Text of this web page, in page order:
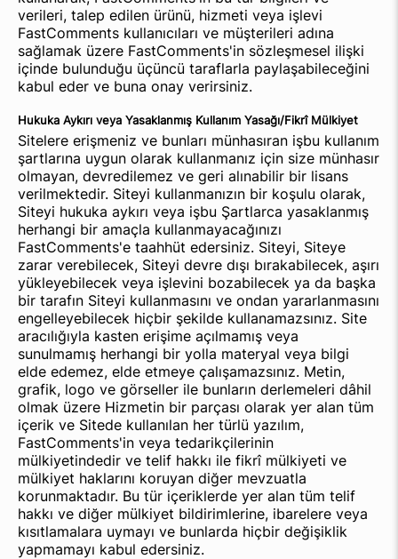
verileri, talep edilen ürünü, hizmeti veya işlevi
FastComments kullanıcıları ve müşterileri adına
sağlamak üzere FastComments'in sözleşmesel ilişki
içinde bulunduğu üçüncü taraflarla paylaşabileceğini
kabul eder ve buna onay verirsiniz.
Hukuka Aykırı veya Yasaklanmış Kullanım Yasağı/Fikrî Mülkiyet
Sitelere erişmeniz ve bunları münhasıran işbu kullanım
şartlarına uygun olarak kullanmanız için size münhasır
olmayan, devredilemez ve geri alınabilir bir lisans
verilmektedir. Siteyi kullanmanızın bir koşulu olarak,
Siteyi hukuka aykırı veya işbu Şartlarca yasaklanmış
herhangi bir amaçla kullanmayacağınızı
FastComments'e taahhüt edersiniz. Siteyi, Siteye
zarar verebilecek, Siteyi devre dışı bırakabilecek, aşırı
yükleyebilecek veya işlevini bozabilecek ya da başka
bir tarafın Siteyi kullanmasını ve ondan yararlanmasını
engelleyebilecek hiçbir şekilde kullanamazsınız. Site
aracılığıyla kasten erişime açılmamış veya
sunulmamış herhangi bir yolla materyal veya bilgi
elde edemez, elde etmeye çalışamazsınız. Metin,
grafik, logo ve görseller ile bunların derlemeleri dâhil
olmak üzere Hizmetin bir parçası olarak yer alan tüm
içerik ve Sitede kullanılan her türlü yazılım,
FastComments'in veya tedarikçilerinin
mülkiyetindedir ve telif hakkı ile fikrî mülkiyeti ve
mülkiyet haklarını koruyan diğer mevzuatla
korunmaktadır. Bu tür içeriklerde yer alan tüm telif
hakkı ve diğer mülkiyet bildirimlerine, ibarelere veya
kısıtlamalara uymayı ve bunlarda hiçbir değişiklik
yapmamayı kabul edersiniz.